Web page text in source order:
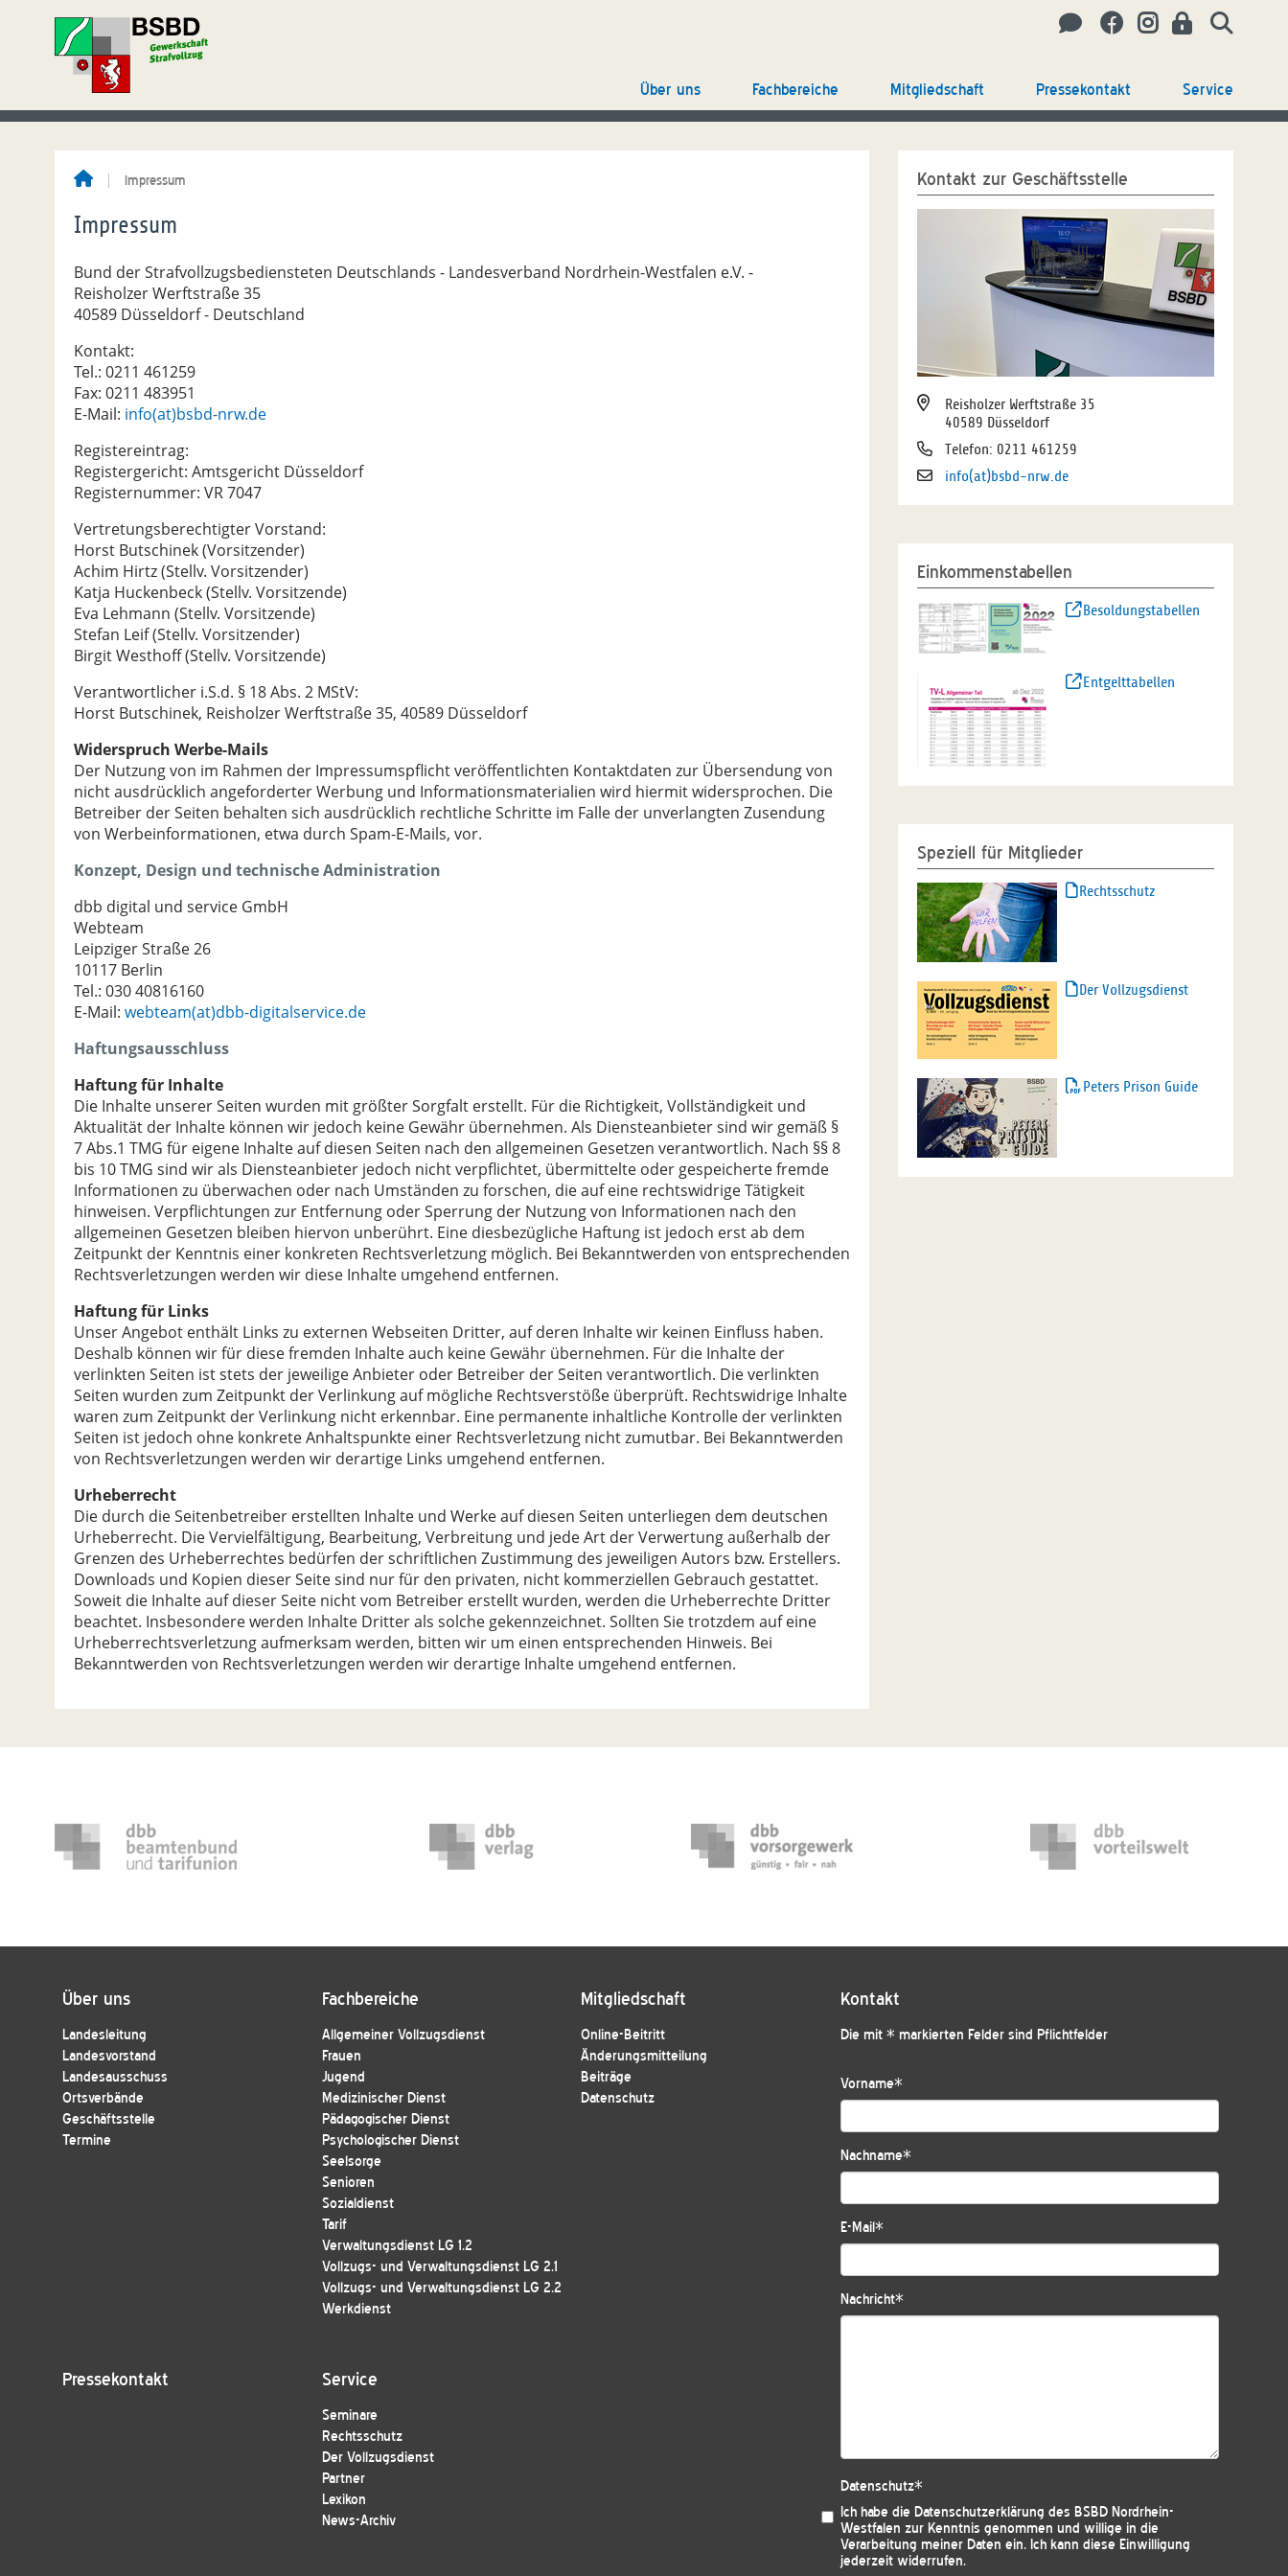
Über uns Fachbereiche Mitgliedschaft Pressekontakt Service
Impressum
Impressum
Bund der Strafvollzugsbediensteten Deutschlands - Landesverband Nordrhein-Westfalen e.V. -
Reisholzer Werftstraße 35
40589 Düsseldorf - Deutschland
Kontakt:
Tel.: 0211 461259
Fax: 0211 483951
E-Mail: info(at)bsbd-nrw.de
Registereintrag:
Registergericht: Amtsgericht Düsseldorf
Registernummer: VR 7047
Vertretungsberechtigter Vorstand:
Horst Butschinek (Vorsitzender)
Achim Hirtz (Stellv. Vorsitzender)
Katja Huckenbeck (Stellv. Vorsitzende)
Eva Lehmann (Stellv. Vorsitzende)
Stefan Leif (Stellv. Vorsitzender)
Birgit Westhoff (Stellv. Vorsitzende)
Verantwortlicher i.S.d. § 18 Abs. 2 MStV:
Horst Butschinek, Reisholzer Werftstraße 35, 40589 Düsseldorf
Widerspruch Werbe-Mails
Der Nutzung von im Rahmen der Impressumspflicht veröffentlichten Kontaktdaten zur Übersendung von
nicht ausdrücklich angeforderter Werbung und Informationsmaterialien wird hiermit widersprochen. Die
Betreiber der Seiten behalten sich ausdrücklich rechtliche Schritte im Falle der unverlangten Zusendung
von Werbeinformationen, etwa durch Spam-E-Mails, vor.
Konzept, Design und technische Administration
dbb digital und service GmbH
Webteam
Leipziger Straße 26
10117 Berlin
Tel.: 030 40816160
E-Mail: webteam(at)dbb-digitalservice.de
Haftungsausschluss
Haftung für Inhalte
Die Inhalte unserer Seiten wurden mit größter Sorgfalt erstellt. Für die Richtigkeit, Vollständigkeit und
Aktualität der Inhalte können wir jedoch keine Gewähr übernehmen. Als Diensteanbieter sind wir gemäß §
7 Abs.1 TMG für eigene Inhalte auf diesen Seiten nach den allgemeinen Gesetzen verantwortlich. Nach §§ 8
bis 10 TMG sind wir als Diensteanbieter jedoch nicht verpflichtet, übermittelte oder gespeicherte fremde
Informationen zu überwachen oder nach Umständen zu forschen, die auf eine rechtswidrige Tätigkeit
hinweisen. Verpflichtungen zur Entfernung oder Sperrung der Nutzung von Informationen nach den
allgemeinen Gesetzen bleiben hiervon unberührt. Eine diesbezügliche Haftung ist jedoch erst ab dem
Zeitpunkt der Kenntnis einer konkreten Rechtsverletzung möglich. Bei Bekanntwerden von entsprechenden
Rechtsverletzungen werden wir diese Inhalte umgehend entfernen.
Haftung für Links
Unser Angebot enthält Links zu externen Webseiten Dritter, auf deren Inhalte wir keinen Einfluss haben.
Deshalb können wir für diese fremden Inhalte auch keine Gewähr übernehmen. Für die Inhalte der
verlinkten Seiten ist stets der jeweilige Anbieter oder Betreiber der Seiten verantwortlich. Die verlinkten
Seiten wurden zum Zeitpunkt der Verlinkung auf mögliche Rechtsverstöße überprüft. Rechtswidrige Inhalte
waren zum Zeitpunkt der Verlinkung nicht erkennbar. Eine permanente inhaltliche Kontrolle der verlinkten
Seiten ist jedoch ohne konkrete Anhaltspunkte einer Rechtsverletzung nicht zumutbar. Bei Bekanntwerden
von Rechtsverletzungen werden wir derartige Links umgehend entfernen.
Urheberrecht
Die durch die Seitenbetreiber erstellten Inhalte und Werke auf diesen Seiten unterliegen dem deutschen
Urheberrecht. Die Vervielfältigung, Bearbeitung, Verbreitung und jede Art der Verwertung außerhalb der
Grenzen des Urheberrechtes bedürfen der schriftlichen Zustimmung des jeweiligen Autors bzw. Erstellers.
Downloads und Kopien dieser Seite sind nur für den privaten, nicht kommerziellen Gebrauch gestattet.
Soweit die Inhalte auf dieser Seite nicht vom Betreiber erstellt wurden, werden die Urheberrechte Dritter
beachtet. Insbesondere werden Inhalte Dritter als solche gekennzeichnet. Sollten Sie trotzdem auf eine
Urheberrechtsverletzung aufmerksam werden, bitten wir um einen entsprechenden Hinweis. Bei
Bekanntwerden von Rechtsverletzungen werden wir derartige Inhalte umgehend entfernen.
Kontakt zur Geschäftsstelle
Reisholzer Werftstraße 35
40589 Düsseldorf
Telefon: 0211 461259
info(at)bsbd-nrw.de
Einkommenstabellen
Besoldungstabellen
Entgelttabellen
Speziell für Mitglieder
Rechtsschutz
Der Vollzugsdienst
Peters Prison Guide
Über uns
Landesleitung
Landesvorstand
Landesausschuss
Ortsverbände
Geschäftsstelle
Termine
Fachbereiche
Allgemeiner Vollzugsdienst
Frauen
Jugend
Medizinischer Dienst
Pädagogischer Dienst
Psychologischer Dienst
Seelsorge
Senioren
Sozialdienst
Tarif
Verwaltungsdienst LG 1.2
Vollzugs- und Verwaltungsdienst LG 2.1
Vollzugs- und Verwaltungsdienst LG 2.2
Werkdienst
Mitgliedschaft
Online-Beitritt
Änderungsmitteilung
Beiträge
Datenschutz
Pressekontakt Service
Seminare
Rechtsschutz
Der Vollzugsdienst
Partner
Lexikon
News-Archiv
Kontakt
Die mit * markierten Felder sind Pflichtfelder
Vorname*
Nachname*
E-Mail*
Nachricht*
Datenschutz*
Ich habe die Datenschutzerklärung des BSBD Nordrhein-
Westfalen zur Kenntnis genommen und willige in die
Verarbeitung meiner Daten ein. Ich kann diese Einwilligung
jederzeit widerrufen.